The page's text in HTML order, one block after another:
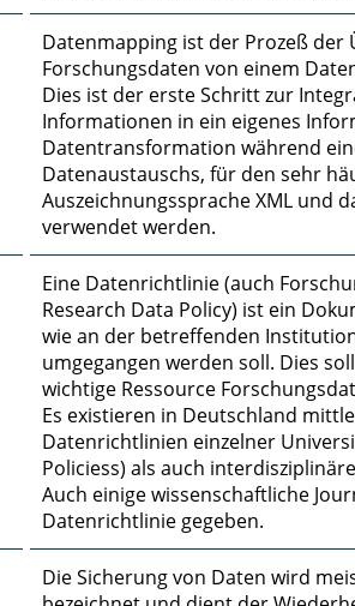
Datenmapping ist der Prozeß der
Forschungsdaten von einem
Dies ist der erste Schritt zur
Informationen in ein eigenes
Datentransformation während
Datenaustauschs, für den sehr
Auszeichnungssprache XML und
verwendet werden.
Eine Datenrichtlinie (auch
Research Data Policy) ist ein
wie an der betreffenden
umgegangen werden soll. Dies
wichtige Ressource
Es existieren in Deutschland
Datenrichtlinien einzelner
Policiess) als auch
Auch einige wissenschaftliche
Datenrichtlinie gegeben.
Die Sicherung von Daten wird